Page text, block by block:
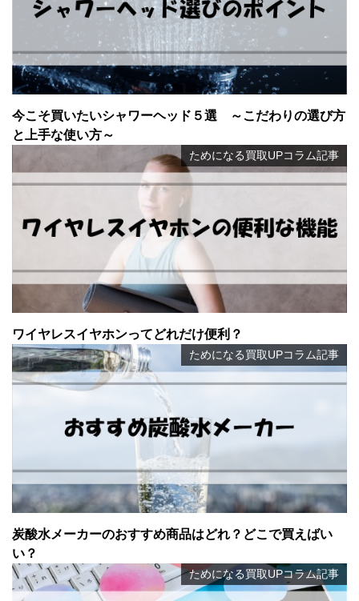
今こそ買いたいシャワーヘッド５選 ～こだわりの選び方
と上手な使い方～
ためになる買取UPコラム記事
ワイヤレスイヤホンってどれだけ便利？
ためになる買取UPコラム記事
炭酸水メーカーのおすすめ商品はどれ？どこで買えばい
い？
ためになる買取UPコラム記事